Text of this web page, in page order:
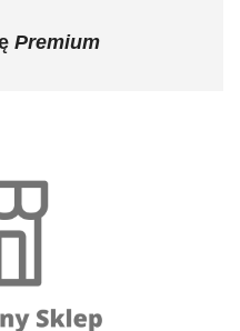
Premium